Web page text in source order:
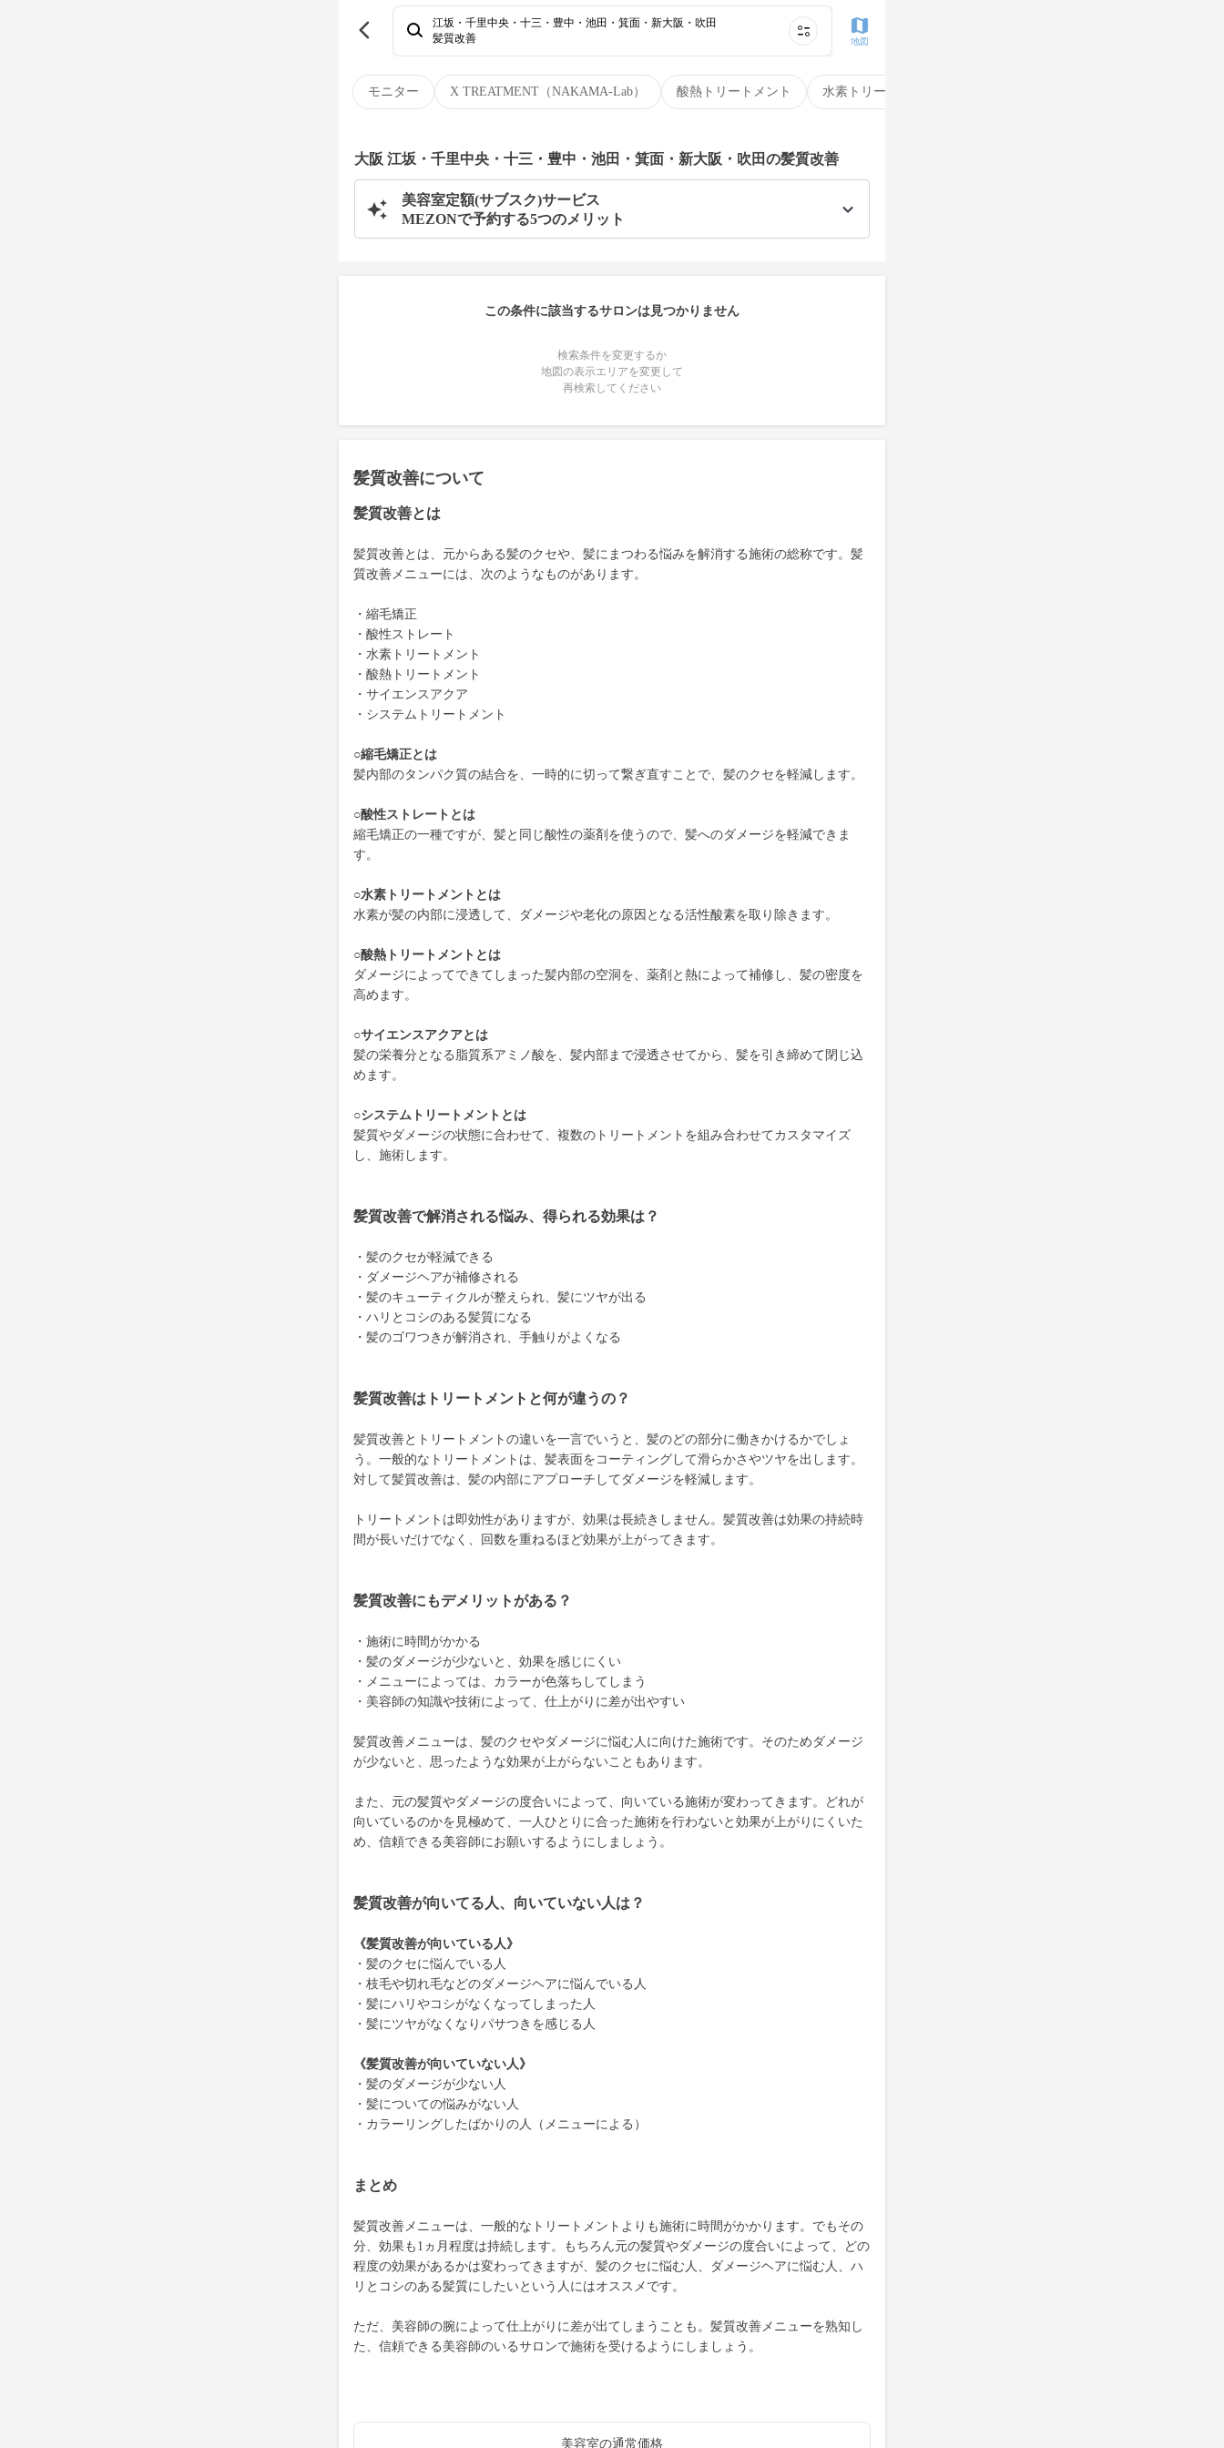
モニター X TREATMENT（NAKAMA-Lab） 酸熱トリートメント 水素トリートメント
江坂・千里中央・十三・豊中・池田・箕面・新大阪・吹田
髪質改善
地図
大阪 江坂・千里中央・十三・豊中・池田・箕面・新大阪・吹田の髪質改善
美容室定額(サブスク)サービス
MEZONで予約する5つのメリット
この条件に該当するサロンは見つかりません
検索条件を変更するか
地図の表示エリアを変更して
再検索してください
髪質改善について
髪質改善とは
髪質改善とは、元からある髪のクセや、髪にまつわる悩みを解消する施術の総称です。髪
質改善メニューには、次のようなものがあります。
・縮毛矯正
・酸性ストレート
・水素トリートメント
・酸熱トリートメント
・サイエンスアクア
・システムトリートメント
○縮毛矯正とは
髪内部のタンパク質の結合を、一時的に切って繋ぎ直すことで、髪のクセを軽減します。
○酸性ストレートとは
縮毛矯正の一種ですが、髪と同じ酸性の薬剤を使うので、髪へのダメージを軽減できま
す。
○水素トリートメントとは
水素が髪の内部に浸透して、ダメージや老化の原因となる活性酸素を取り除きます。
○酸熱トリートメントとは
ダメージによってできてしまった髪内部の空洞を、薬剤と熱によって補修し、髪の密度を
高めます。
○サイエンスアクアとは
髪の栄養分となる脂質系アミノ酸を、髪内部まで浸透させてから、髪を引き締めて閉じ込
めます。
○システムトリートメントとは
髪質やダメージの状態に合わせて、複数のトリートメントを組み合わせてカスタマイズ
し、施術します。
髪質改善で解消される悩み、得られる効果は？
・髪のクセが軽減できる
・ダメージヘアが補修される
・髪のキューティクルが整えられ、髪にツヤが出る
・ハリとコシのある髪質になる
・髪のゴワつきが解消され、手触りがよくなる
髪質改善はトリートメントと何が違うの？
髪質改善とトリートメントの違いを一言でいうと、髪のどの部分に働きかけるかでしょ
う。一般的なトリートメントは、髪表面をコーティングして滑らかさやツヤを出します。
対して髪質改善は、髪の内部にアプローチしてダメージを軽減します。
トリートメントは即効性がありますが、効果は長続きしません。髪質改善は効果の持続時
間が長いだけでなく、回数を重ねるほど効果が上がってきます。
髪質改善にもデメリットがある？
・施術に時間がかかる
・髪のダメージが少ないと、効果を感じにくい
・メニューによっては、カラーが色落ちしてしまう
・美容師の知識や技術によって、仕上がりに差が出やすい
髪質改善メニューは、髪のクセやダメージに悩む人に向けた施術です。そのためダメージ
が少ないと、思ったような効果が上がらないこともあります。
また、元の髪質やダメージの度合いによって、向いている施術が変わってきます。どれが
向いているのかを見極めて、一人ひとりに合った施術を行わないと効果が上がりにくいた
め、信頼できる美容師にお願いするようにしましょう。
髪質改善が向いてる人、向いていない人は？
《髪質改善が向いている人》
・髪のクセに悩んでいる人
・枝毛や切れ毛などのダメージヘアに悩んでいる人
・髪にハリやコシがなくなってしまった人
・髪にツヤがなくなりパサつきを感じる人
《髪質改善が向いていない人》
・髪のダメージが少ない人
・髪についての悩みがない人
・カラーリングしたばかりの人（メニューによる）
まとめ
髪質改善メニューは、一般的なトリートメントよりも施術に時間がかかります。でもその
分、効果も1ヵ月程度は持続します。もちろん元の髪質やダメージの度合いによって、どの
程度の効果があるかは変わってきますが、髪のクセに悩む人、ダメージヘアに悩む人、ハ
リとコシのある髪質にしたいという人にはオススメです。
ただ、美容師の腕によって仕上がりに差が出てしまうことも。髪質改善メニューを熟知し
た、信頼できる美容師のいるサロンで施術を受けるようにしましょう。
美容室の通常価格